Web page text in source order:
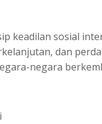
keadilan sosial
dan
negara